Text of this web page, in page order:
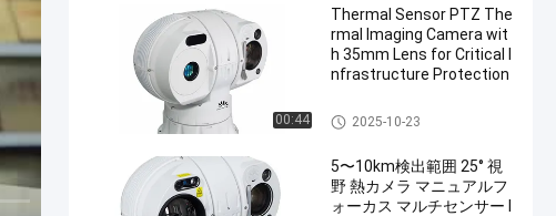
00:44
Thermal Sensor PTZ The
rmal Imaging Camera wit
h 35mm Lens for Critical I
nfrastructure Protection
PTZの赤外線画像のカメラ
2025-10-23
5〜10km検出範囲 25° 視
野 熱カメラ マニュアルフ
ォーカス マルチセンサー I